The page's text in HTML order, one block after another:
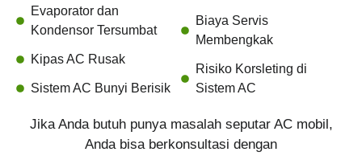
Evaporator dan
Kondensor Tersumbat
Kipas AC Rusak
Sistem AC Bunyi Berisik
Biaya Servis
Membengkak
Risiko Korsleting di
Sistem AC
Jika Anda butuh punya masalah seputar AC mobil,
Anda bisa berkonsultasi dengan